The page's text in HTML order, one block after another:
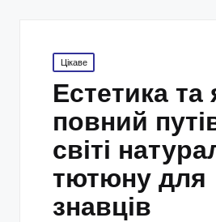
Posted
in
Цікаве
Естетика та
повний
світі
тютюну для
знавців